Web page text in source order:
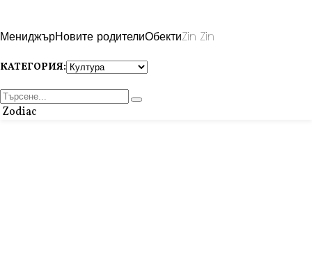
МениджърНовите родителиОбектиZin Zin
КАТЕГОРИЯ:
Zodiac